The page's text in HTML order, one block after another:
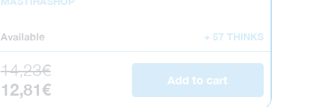
Available + 57 THINKS
Regular price
14,23€
Sale price
12,81€
Add to cart